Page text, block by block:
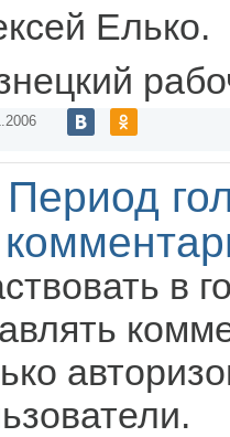
Елько.
Период
в